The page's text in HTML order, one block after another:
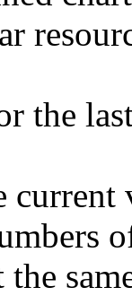
the
the